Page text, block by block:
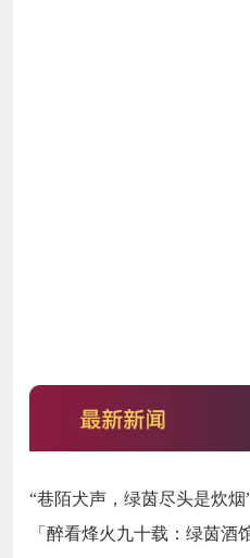
“巷陌犬声，绿茵尽头是炊烟
「醉看烽火九十载：绿茵酒